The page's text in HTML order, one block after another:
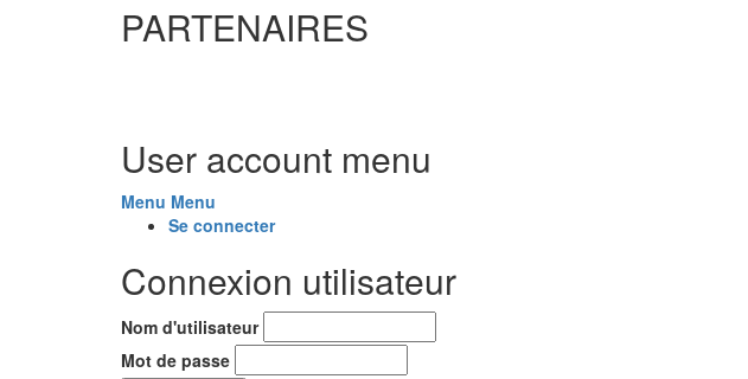
PARTENAIRES
User account menu
Menu Menu
Se connecter
Connexion utilisateur
Nom d'utilisateur
Mot de passe